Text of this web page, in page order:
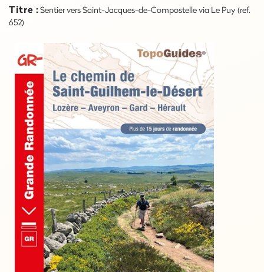
Titre :Sentier vers Saint-Jacques-de-Compostelle via Le Puy (ref.
652)